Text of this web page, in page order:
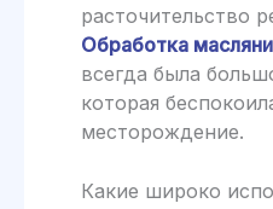
расточительство
Обработка
всегда была
которая
месторождение.
Какие широко